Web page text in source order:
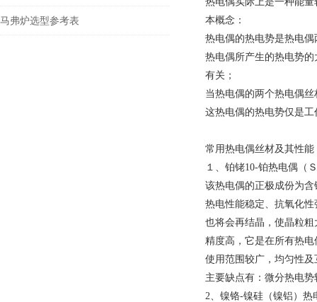
马弗炉选型参考表
本概念：
热电偶的热电势是热电
热电偶所产生的热电势
有关；
当热电偶的两个热电偶
这热电偶的热电势仅是
常用热电偶丝材及其性能
１、铂铑10-铂热电偶（
该热电偶的正极成份为
热电性能稳定、抗氧化
也将会再结晶，使晶粒粗
精度高，它是在所有热
使用范围较广，均匀性及
主要缺点有：微分热电
2、镍铬-镍硅（镍铝）热